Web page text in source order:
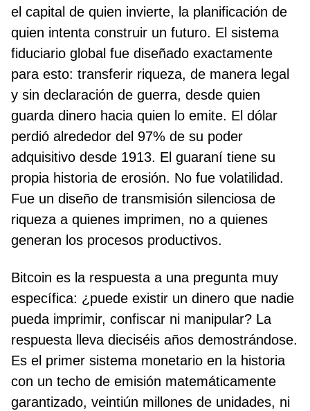
el capital de quien invierte, la planificación de
quien intenta construir un futuro. El sistema
fiduciario global fue diseñado exactamente
para esto: transferir riqueza, de manera legal
y sin declaración de guerra, desde quien
guarda dinero hacia quien lo emite. El dólar
perdió alrededor del 97% de su poder
adquisitivo desde 1913. El guaraní tiene su
propia historia de erosión. No fue volatilidad.
Fue un diseño de transmisión silenciosa de
riqueza a quienes imprimen, no a quienes
generan los procesos productivos.
Bitcoin es la respuesta a una pregunta muy
específica: ¿puede existir un dinero que nadie
pueda imprimir, confiscar ni manipular? La
respuesta lleva dieciséis años demostrándose.
Es el primer sistema monetario en la historia
con un techo de emisión matemáticamente
garantizado, veintiún millones de unidades, ni